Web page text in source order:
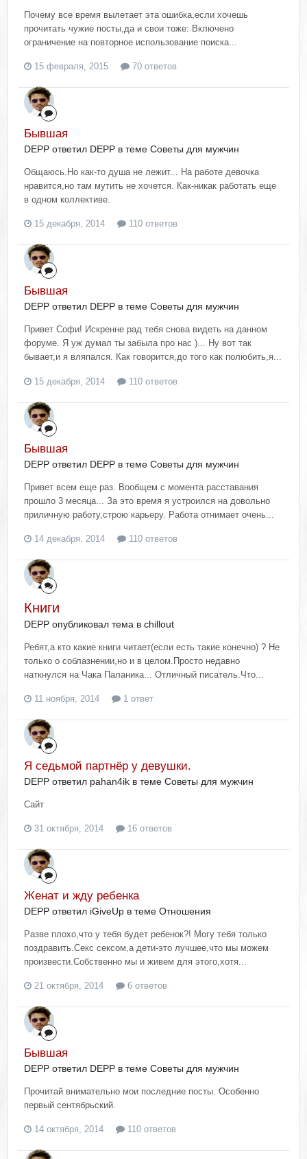
Почему все время вылетает эта ошибка,если хочешь
прочитать чужие посты,да и свои тоже: Включено
ограничение на повторное использование поиска...
15 февраля, 2015 70 ответов
Бывшая
DEPP ответил DEPP в теме Советы для мужчин
Общаюсь.Но как-то душа не лежит... На работе девочка
нравится,но там мутить не хочется. Как-никак работать еще
в одном коллективе.
15 декабря, 2014 110 ответов
Бывшая
DEPP ответил DEPP в теме Советы для мужчин
Привет Софи! Искренне рад тебя снова видеть на данном
форуме. Я уж думал ты забыла про нас )... Ну вот так
бывает,и я вляпался. Как говорится,до того как полюбить,я...
15 декабря, 2014 110 ответов
Бывшая
DEPP ответил DEPP в теме Советы для мужчин
Привет всем еще раз. Вообщем с момента расставания
прошло 3 месяца... За это время я устроился на довольно
приличную работу,строю карьеру. Работа отнимает очень...
14 декабря, 2014 110 ответов
Книги
DEPP опубликовал тема в chillout
Ребят,а кто какие книги читает(если есть такие конечно) ? Не
только о соблазнении,но и в целом.Просто недавно
наткнулся на Чака Паланика... Отличный писатель.Что...
11 ноября, 2014 1 ответ
Я седьмой партнёр у девушки.
DEPP ответил pahan4ik в теме Советы для мужчин
Сайт
31 октября, 2014 16 ответов
Женат и жду ребенка
DEPP ответил iGiveUp в теме Отношения
Разве плохо,что у тебя будет ребенок?! Могу тебя только
поздравить.Секс сексом,а дети-это лучшее,что мы можем
произвести.Собственно мы и живем для этого,хотя...
21 октября, 2014 6 ответов
Бывшая
DEPP ответил DEPP в теме Советы для мужчин
Прочитай внимательно мои последние посты. Особенно
первый сентябрьский.
14 октября, 2014 110 ответов